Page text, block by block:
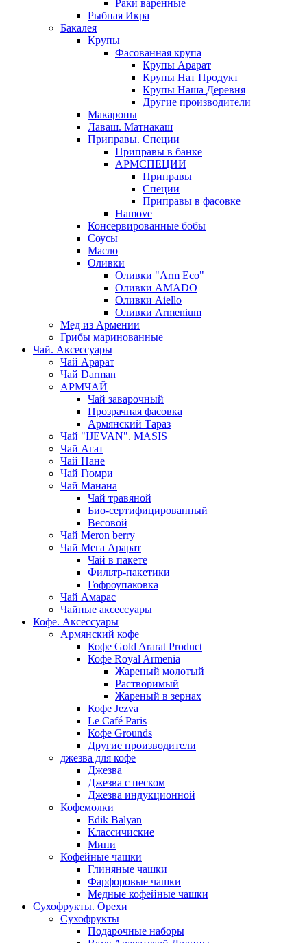
Раки варенные
Рыбная Икра
Бакалея
Крупы
Фасованная крупа
Крупы Арарат
Крупы Нат Продукт
Крупы Наша Деревня
Другие производители
Макароны
Лаваш. Матнакаш
Приправы. Специи
Приправы в банке
АРМСПЕЦИИ
Приправы
Специи
Приправы в фасовке
Hamove
Консервированные бобы
Соусы
Масло
Оливки
Оливки "Arm Eco"
Оливки AMADO
Оливки Aiello
Оливки Armenium
Мед из Армении
Грибы маринованные
Чай. Аксессуары
Чай Арарат
Чай Darman
АРМЧАЙ
Чай заварочный
Прозрачная фасовка
Армянский Тараз
Чай "IJEVAN". MASIS
Чай Агат
Чай Нане
Чай Гюмри
Чай Манана
Чай травяной
Био-сертифицированный
Весовой
Чай Meron berry
Чай Мега Арарат
Чай в пакете
Фильтр-пакетики
Гофроупаковка
Чай Амарас
Чайные аксессуары
Кофе. Аксессуары
Армянский кофе
Кофе Gold Ararat Product
Кофе Royal Armenia
Жареный молотый
Растворимый
Жареный в зернах
Кофе Jezva
Le Café Paris
Кофе Grounds
Другие производители
джезва для кофе
Джезва
Джезва с песком
Джезва индукционной
Кофемолки
Edik Balyan
Классичиские
Мини
Кофейные чашки
Глиняные чашки
Фарфоровые чашки
Медные кофейные чашки
Сухофрукты. Орехи
Сухофрукты
Подарочные наборы